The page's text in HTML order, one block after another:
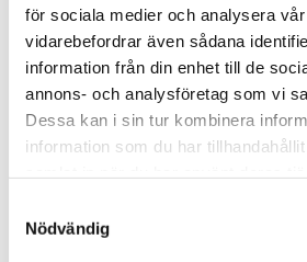
för sociala medier och analysera
vidarebefordrar även sådana
information från din enhet till de
annons- och analysföretag som vi
Dessa kan i sin tur kombinera
information som du har
Nödvändig
Få offert
Om Done
Snabb och kostnadsfri offert från
hantverkare. Tydlig och enkel
Så fungerar det